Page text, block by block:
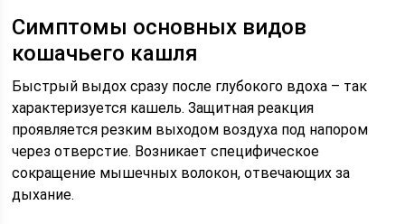
Симптомы основных видов
кошачьего кашля
Быстрый выдох сразу после глубокого вдоха – так
характеризуется кашель. Защитная реакция
проявляется резким выходом воздуха под напором
через отверстие. Возникает специфическое
сокращение мышечных волокон, отвечающих за
дыхание.